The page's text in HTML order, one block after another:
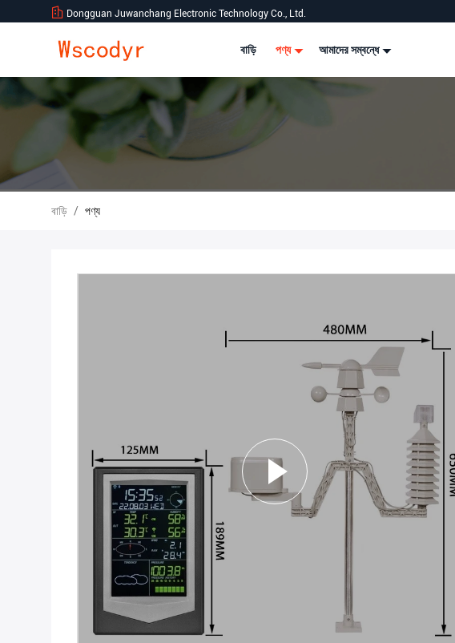
Dongguan Juwanchang Electronic Technology Co., Ltd.
বাড়ি পণ্য আমাদের সম্বন্ধে
বাড়ি / পণ্য